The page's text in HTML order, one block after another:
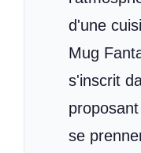
d'une
Mug
s'inscrit
se